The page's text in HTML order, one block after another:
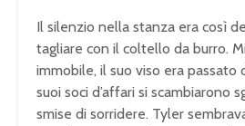
Il silenzio nella stanza era così
tagliare con il coltello da burro.
immobile, il suo viso era passato
suoi soci d’affari si scambiarono
smise di sorridere. Tyler